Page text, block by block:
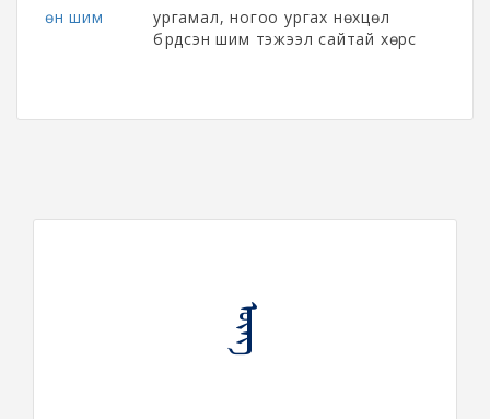
өн шим
ургамал, ногоо ургах нөхцөл
бүрдсэн шим тэжээл сайтай хөрс
ᠥᠩ